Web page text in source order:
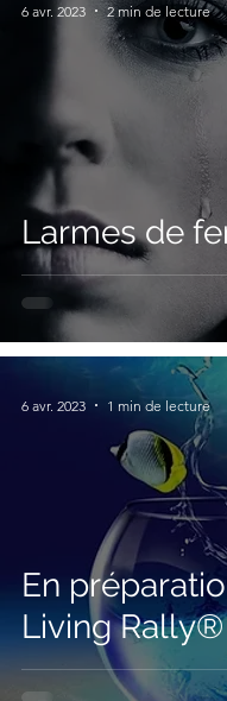
Larmes de
6 avr. 2023 2 min de lecture
En
Living Rally®
6 avr. 2023 1 min de lecture